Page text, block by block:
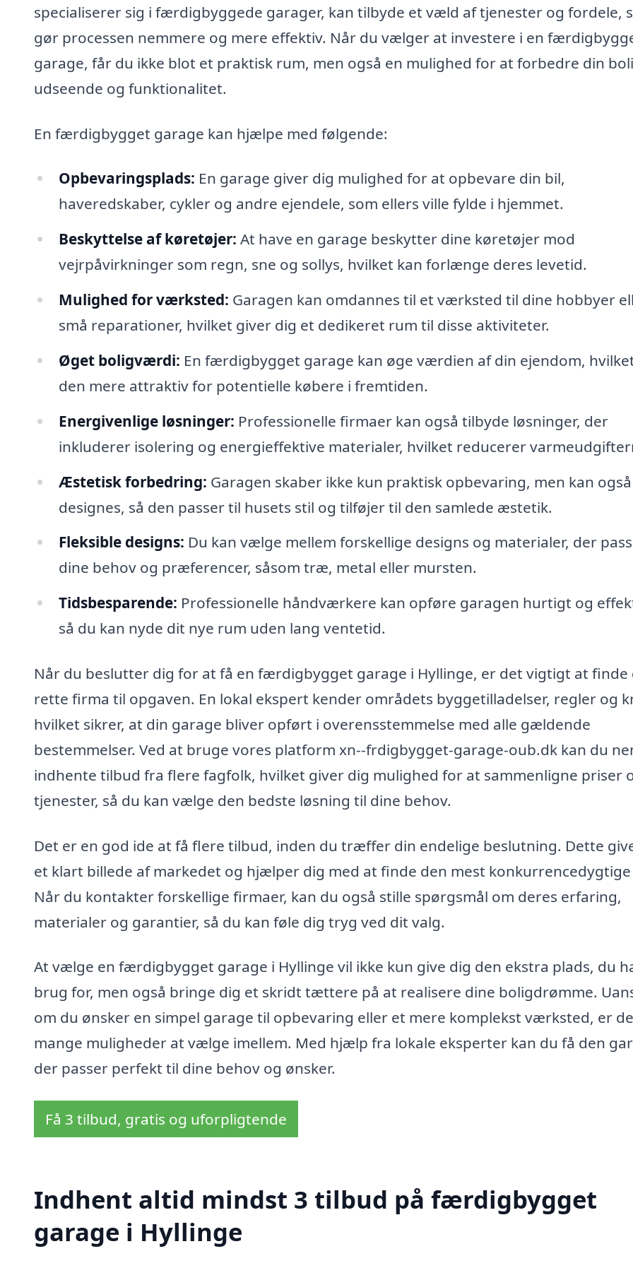
specialiserer sig i færdigbyggede garager, kan tilbyde et væld af tjenester og fordele,
gør processen nemmere og mere effektiv. Når du vælger at investere i en
garage, får du ikke blot et praktisk rum, men også en mulighed for at forbedre din
udseende og funktionalitet.
En færdigbygget garage kan hjælpe med følgende:
Opbevaringsplads: En garage giver dig mulighed for at opbevare din bil,
haveredskaber, cykler og andre ejendele, som ellers ville fylde i hjemmet.
Beskyttelse af køretøjer: At have en garage beskytter dine køretøjer mod
vejrpåvirkninger som regn, sne og sollys, hvilket kan forlænge deres levetid.
Mulighed for værksted: Garagen kan omdannes til et værksted til dine hobbyer
små reparationer, hvilket giver dig et dedikeret rum til disse aktiviteter.
Øget boligværdi: En færdigbygget garage kan øge værdien af din ejendom,
den mere attraktiv for potentielle købere i fremtiden.
Energivenlige løsninger: Professionelle firmaer kan også tilbyde løsninger, der
inkluderer isolering og energieffektive materialer, hvilket reducerer
Æstetisk forbedring: Garagen skaber ikke kun praktisk opbevaring, men kan også
designes, så den passer til husets stil og tilføjer til den samlede æstetik.
Fleksible designs: Du kan vælge mellem forskellige designs og materialer, der
dine behov og præferencer, såsom træ, metal eller mursten.
Tidsbesparende: Professionelle håndværkere kan opføre garagen hurtigt og
så du kan nyde dit nye rum uden lang ventetid.
Når du beslutter dig for at få en færdigbygget garage i Hyllinge, er det vigtigt at finde
rette firma til opgaven. En lokal ekspert kender områdets byggetilladelser, regler og
hvilket sikrer, at din garage bliver opført i overensstemmelse med alle gældende
bestemmelser. Ved at bruge vores platform xn--frdigbygget-garage-oub.dk kan du
indhente tilbud fra flere fagfolk, hvilket giver dig mulighed for at sammenligne priser
tjenester, så du kan vælge den bedste løsning til dine behov.
Det er en god ide at få flere tilbud, inden du træffer din endelige beslutning. Dette
et klart billede af markedet og hjælper dig med at finde den mest konkurrencedygtige
Når du kontakter forskellige firmaer, kan du også stille spørgsmål om deres erfaring,
materialer og garantier, så du kan føle dig tryg ved dit valg.
At vælge en færdigbygget garage i Hyllinge vil ikke kun give dig den ekstra plads, du
brug for, men også bringe dig et skridt tættere på at realisere dine boligdrømme.
om du ønsker en simpel garage til opbevaring eller et mere komplekst værksted, er
mange muligheder at vælge imellem. Med hjælp fra lokale eksperter kan du få den
der passer perfekt til dine behov og ønsker.
Få 3 tilbud, gratis og uforpligtende
Indhent altid mindst 3 tilbud på færdigbygget
garage i Hyllinge